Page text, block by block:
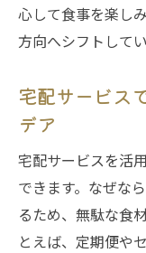
心して食事を楽し
方向へシフトして
宅配サービス
デア
宅配サービスを活
できます。なぜな
るため、無駄な食
とえば、定期便や